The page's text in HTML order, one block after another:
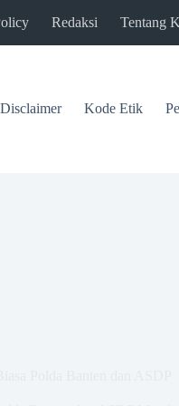
Redaksi Tentang
Disclaimer Kode Etik